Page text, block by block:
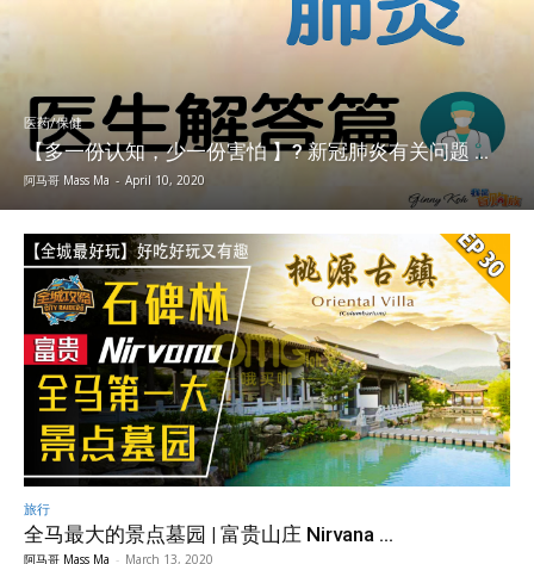
医药/保健
【多一份认知，少一份害怕 】? 新冠肺炎有关问题 ...
阿马哥 Mass Ma - April 10, 2020
旅行
全马最大的景点墓园 | 富贵山庄 Nirvana ...
阿马哥 Mass Ma - March 13, 2020